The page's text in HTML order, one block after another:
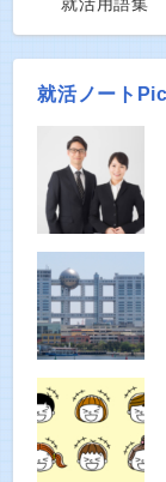
就活用語集
就活ノート